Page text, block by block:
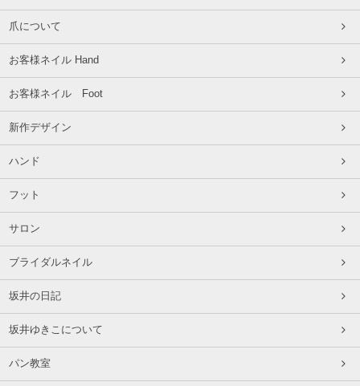
爪について
お客様ネイル Hand
お客様ネイル Foot
新作デザイン
ハンド
フット
サロン
ブライダルネイル
坂井の日記
坂井ゆきこについて
パン教室